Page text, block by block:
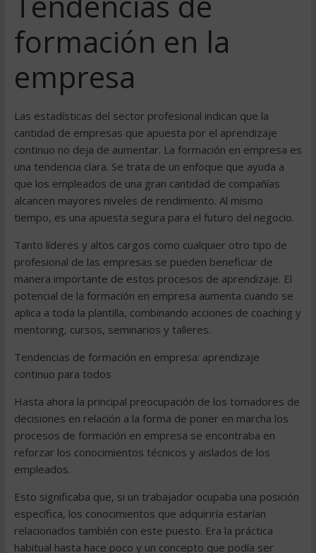
formación en la
empresa
Las estadísticas del sector profesional indican que la
cantidad de empresas que apuesta por el aprendizaje
continuo no deja de aumentar. La formación en empresa es
una tendencia clara. Se trata de un enfoque que ayuda a
que los empleados de una gran cantidad de compañías
alcancen mayores niveles de rendimiento. Al mismo
tiempo, es una apuesta segura para el futuro del negocio.
Tanto líderes y altos cargos como cualquier otro tipo de
profesional de las empresas se pueden beneficiar de
manera importante de estos procesos de aprendizaje. El
potencial de la formación en empresa aumenta cuando se
aplica a toda la plantilla, combinando acciones de coaching y
mentoring, cursos, seminarios y talleres.
Tendencias de formación en empresa: aprendizaje
continuo para todos
Hasta ahora la principal preocupación de los tomadores de
decisiones en relación a la forma de poner en marcha los
procesos de formación en empresa se encontraba en
reforzar los conocimientos técnicos y aislados de los
empleados.
Esto significaba que, si un trabajador ocupaba una posición
específica, los conocimientos que adquiriría estarían
relacionados también con este puesto. Era la práctica
habitual hasta hace poco y un concepto que podía ser